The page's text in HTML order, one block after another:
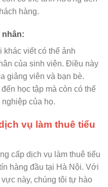
hàng.
nhân:
viết có thể ảnh
của sinh viên. Điều này
giảng viên và bạn bè.
học tập mà còn có thể
của họ.
vụ làm thuê tiểu
cấp dịch vụ làm thuê tiểu
hàng đầu tại Hà Nội. Với
này, chúng tôi tự hào